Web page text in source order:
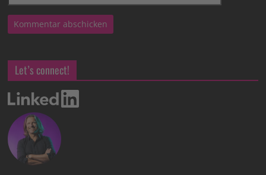
Let’s connect!